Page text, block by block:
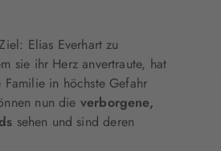
Elias Everhart zu
sie ihr Herz anvertraute, hat
in höchste Gefahr
nun die verborgene,
sehen und sind deren